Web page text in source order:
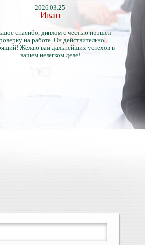
2026.03.25
Иван
спасибо, диплом с честью прошел
на работе. Он действительно
Желаю вам дальнейших успехов в
вашем нелегком деле!